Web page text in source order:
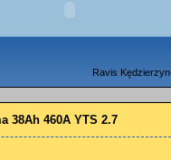
Ravis
38Ah 460A YTS 2.7